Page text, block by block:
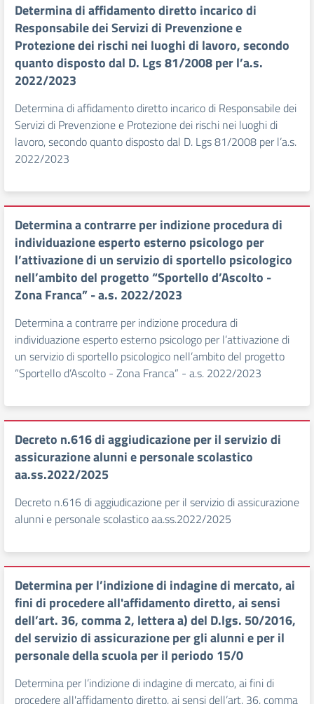
Determina di affidamento diretto incarico di
Responsabile dei Servizi di Prevenzione e
Protezione dei rischi nei luoghi di lavoro, secondo
quanto disposto dal D. Lgs 81/2008 per l’a.s.
2022/2023
Determina di affidamento diretto incarico di Responsabile dei
Servizi di Prevenzione e Protezione dei rischi nei luoghi di
lavoro, secondo quanto disposto dal D. Lgs 81/2008 per l’a.s.
2022/2023
Determina a contrarre per indizione procedura di
individuazione esperto esterno psicologo per
l’attivazione di un servizio di sportello psicologico
nell’ambito del progetto “Sportello d’Ascolto -
Zona Franca” - a.s. 2022/2023
Determina a contrarre per indizione procedura di
individuazione esperto esterno psicologo per l’attivazione di
un servizio di sportello psicologico nell’ambito del progetto
“Sportello d’Ascolto - Zona Franca” - a.s. 2022/2023
Decreto n.616 di aggiudicazione per il servizio di
assicurazione alunni e personale scolastico
aa.ss.2022/2025
Decreto n.616 di aggiudicazione per il servizio di assicurazione
alunni e personale scolastico aa.ss.2022/2025
Determina per l’indizione di indagine di mercato, ai
fini di procedere all'affidamento diretto, ai sensi
dell’art. 36, comma 2, lettera a) del D.lgs. 50/2016,
del servizio di assicurazione per gli alunni e per il
personale della scuola per il periodo 15/0
Determina per l’indizione di indagine di mercato, ai fini di
procedere all'affidamento diretto, ai sensi dell’art. 36, comma